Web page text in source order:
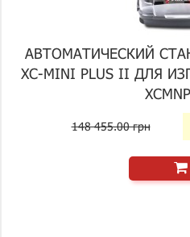
АВТОМАТИЧЕСКИЙ
XC-MINI PLUS II ДЛЯ
148 455.00 грн